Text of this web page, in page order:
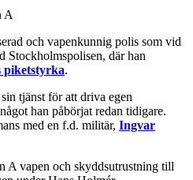
A
och vapenkunnig polis som vid
Stockholmspolisen, där han
piketstyrka.
tjänst för att driva egen
han påbörjat redan tidigare.
med en f.d. militär, Ingvar
A vapen och skyddsutrustning till